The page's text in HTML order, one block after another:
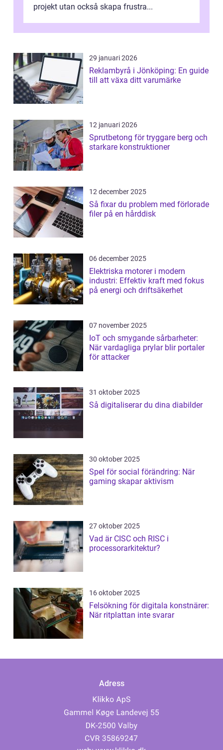
projekt utan också skapa frustra...
29 januari 2026
Reklambyrå i Jönköping: En guide
till att växa ditt varumärke
12 januari 2026
Sprutbetong för tryggare berg och
starkare konstruktioner
12 december 2025
Så fixar du problem med förlorade
filer på en hårddisk
06 december 2025
Elektriska motorer i modern
industri: Effektiv kraft med fokus
på energi och driftsäkerhet
07 november 2025
IoT och smygande sårbarheter:
När vardagliga prylar blir portaler
för attacker
31 oktober 2025
Så digitaliserar du dina diabilder
30 oktober 2025
Spel för social förändring: När
gaming skapar aktivism
27 oktober 2025
Vad är CISC och RISC i
processorarkitektur?
16 oktober 2025
Felsökning för digitala konstnärer:
När ritplattan inte svarar
Adress